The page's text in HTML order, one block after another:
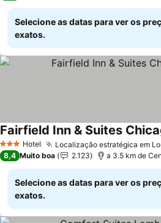
Selecione as datas para ver os
exatos.
3 EstrelasHotel Localização estratégica em
Fairfield Inn & Suites
8,4 Muito boa 2.123 a 3.5 km de
Selecione as datas para ver os
exatos.